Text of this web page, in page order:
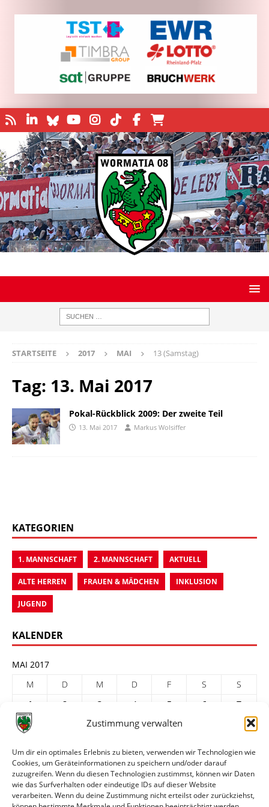
Zustimmung verwalten
Um dir ein optimales Erlebnis zu bieten, verwenden wir Technologien wie
Cookies, um Geräteinformationen zu speichern und/oder darauf
zuzugreifen. Wenn du diesen Technologien zustimmst, können wir Daten
wie das Surfverhalten oder eindeutige IDs auf dieser Website
verarbeiten. Wenn du deine Zustimmung nicht erteilst oder zurückziehst,
STARTSEITE 2017 MAI 13 (Samstag)
Tag: 13. Mai 2017
Pokal-Rückblick 2009: Der zweite Teil
13. Mai 2017 Markus Wolsiffer
KATEGORIEN
1. MANNSCHAFT 2. MANNSCHAFT AKTUELL
ALTE HERREN FRAUEN & MÄDCHEN INKLUSION
JUGEND
KALENDER
MAI 2017
M
D M D F S
S
1
2 3 4 5 6
7
8
10 11 12
22
23 24 25 26 27
29
30
31
« Apr.
Juni »